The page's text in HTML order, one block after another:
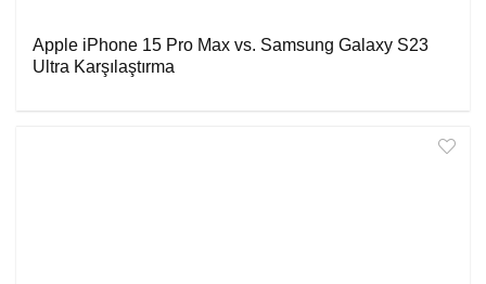
Apple iPhone 15 Pro Max vs. Samsung Galaxy S23
Ultra Karşılaştırma